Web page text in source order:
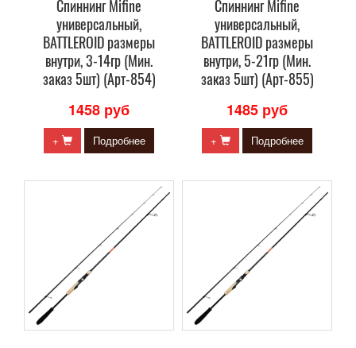
Спиннинг Mifine
универсальный,
BATTLEROID размеры
внутри, 3-14гр (Мин.
заказ 5шт) (Арт-854)
1458 руб
+ Подробнее
Спиннинг Mifine
универсальный,
BATTLEROID размеры
внутри, 5-21гр (Мин.
заказ 5шт) (Арт-855)
1485 руб
+ Подробнее